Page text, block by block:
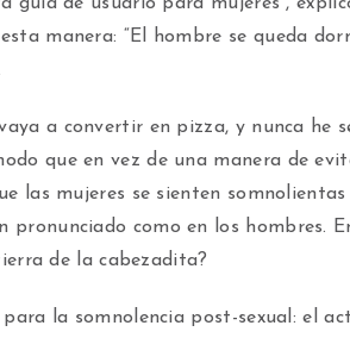
manera: “El hombre se queda
a convertir en pizza, y nunca he
que en vez de una manera de
las mujeres se sienten somnolientas
pronunciado como en los hombres.
de la cabezadita?
la somnolencia post-sexual: el